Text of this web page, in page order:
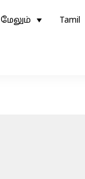
மேலும் Tamil